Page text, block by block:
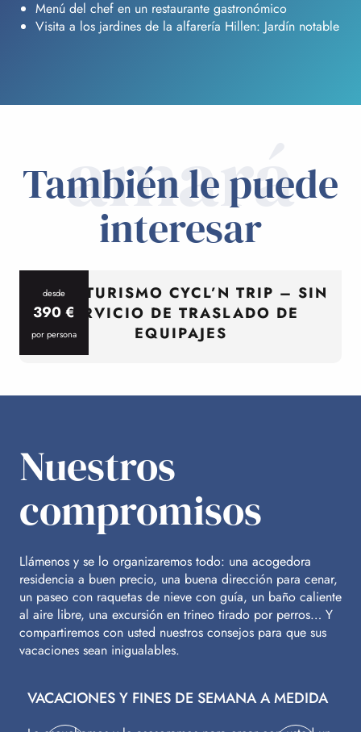
Menú del chef en un restaurante gastronómico
Visita a los jardines de la alfarería Hillen: Jardín notable
amará
También le puede
interesar
desde
390€
por persona
CICLOTURISMO CYCL’N TRIP – SIN
SERVICIO DE TRASLADO DE
EQUIPAJES
Nuestros
compromisos
Llámenos y se lo organizaremos todo: una acogedora
residencia a buen precio, una buena dirección para cenar,
un paseo con raquetas de nieve con guía, un baño caliente
al aire libre, una excursión en trineo tirado por perros… Y
compartiremos con usted nuestros consejos para que sus
vacaciones sean inigualables.
VACACIONES Y FINES DE SEMANA A MEDIDA